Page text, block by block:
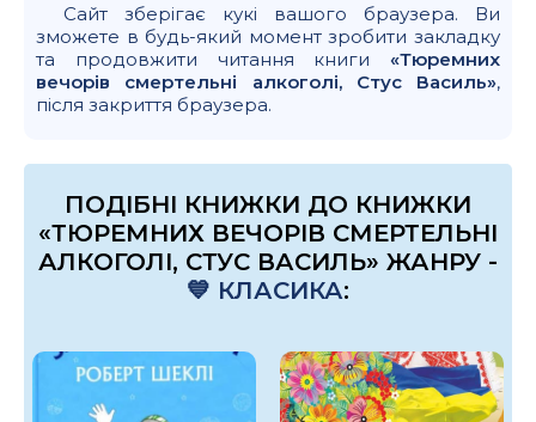
Сайт зберігає кукі вашого браузера. Ви
зможете в будь-який момент зробити закладку
та продовжити читання книги «Тюремних
вечорів смертельні алкоголі, Стус Василь»,
після закриття браузера.
ПОДІБНІ КНИЖКИ ДО КНИЖКИ
«ТЮРЕМНИХ ВЕЧОРІВ СМЕРТЕЛЬНІ
АЛКОГОЛІ, СТУС ВАСИЛЬ» ЖАНРУ -
💙 КЛАСИКА: